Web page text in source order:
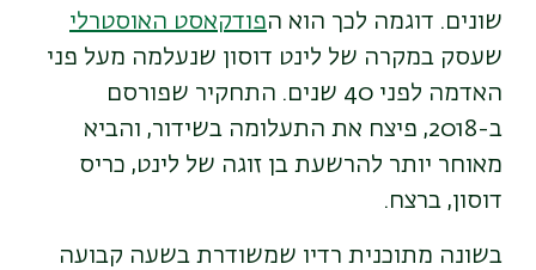
שונים. דוגמה לכך הוא הפודקאסט האוסטרלי
שעסק במקרה של לינט דוסון שנעלמה מעל פני
האדמה לפני 40 שנים. התחקיר שפורסם
ב-2018, פיצח את התעלומה בשידור, והביא
מאוחר יותר להרשעת בן זוגה של לינט, כריס
דוסון, ברצח.
בשונה מתוכנית רדיו שמשודרת בשעה קבועה